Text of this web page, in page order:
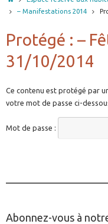
– Manifestations 2014
Protégé : –
31/10/2014
Ce contenu est protégé par
votre mot de passe ci-
Mot de passe :
Abonnez-vous à